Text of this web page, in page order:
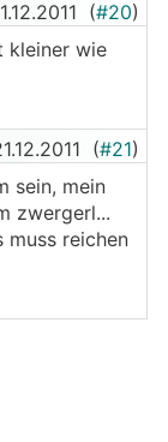
(#20)
kleiner wie
(#21)
sein, mein
zwergerl...
reichen